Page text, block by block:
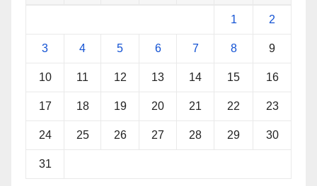
1 2
3 4 5 6 7 8 9
10 11 12 13 14 15 16
17 18 19 20 21 22 23
24 25 26 27 28 29 30
31